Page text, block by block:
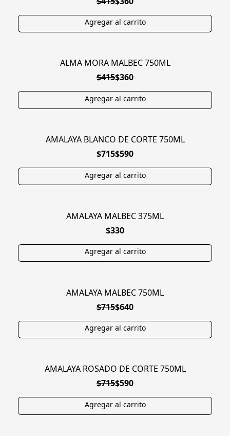
ALMA MORA MALBEC 750ML
$415$360
AMALAYA BLANCO DE CORTE 750ML
$715$590
AMALAYA MALBEC 375ML
$330
AMALAYA MALBEC 750ML
$715$640
AMALAYA ROSADO DE CORTE 750ML
$715$590